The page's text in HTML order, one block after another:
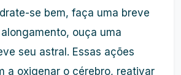
se bem, faça uma breve
ouça uma
seu astral. Essas ações
a oxigenar o cérebro, reativar